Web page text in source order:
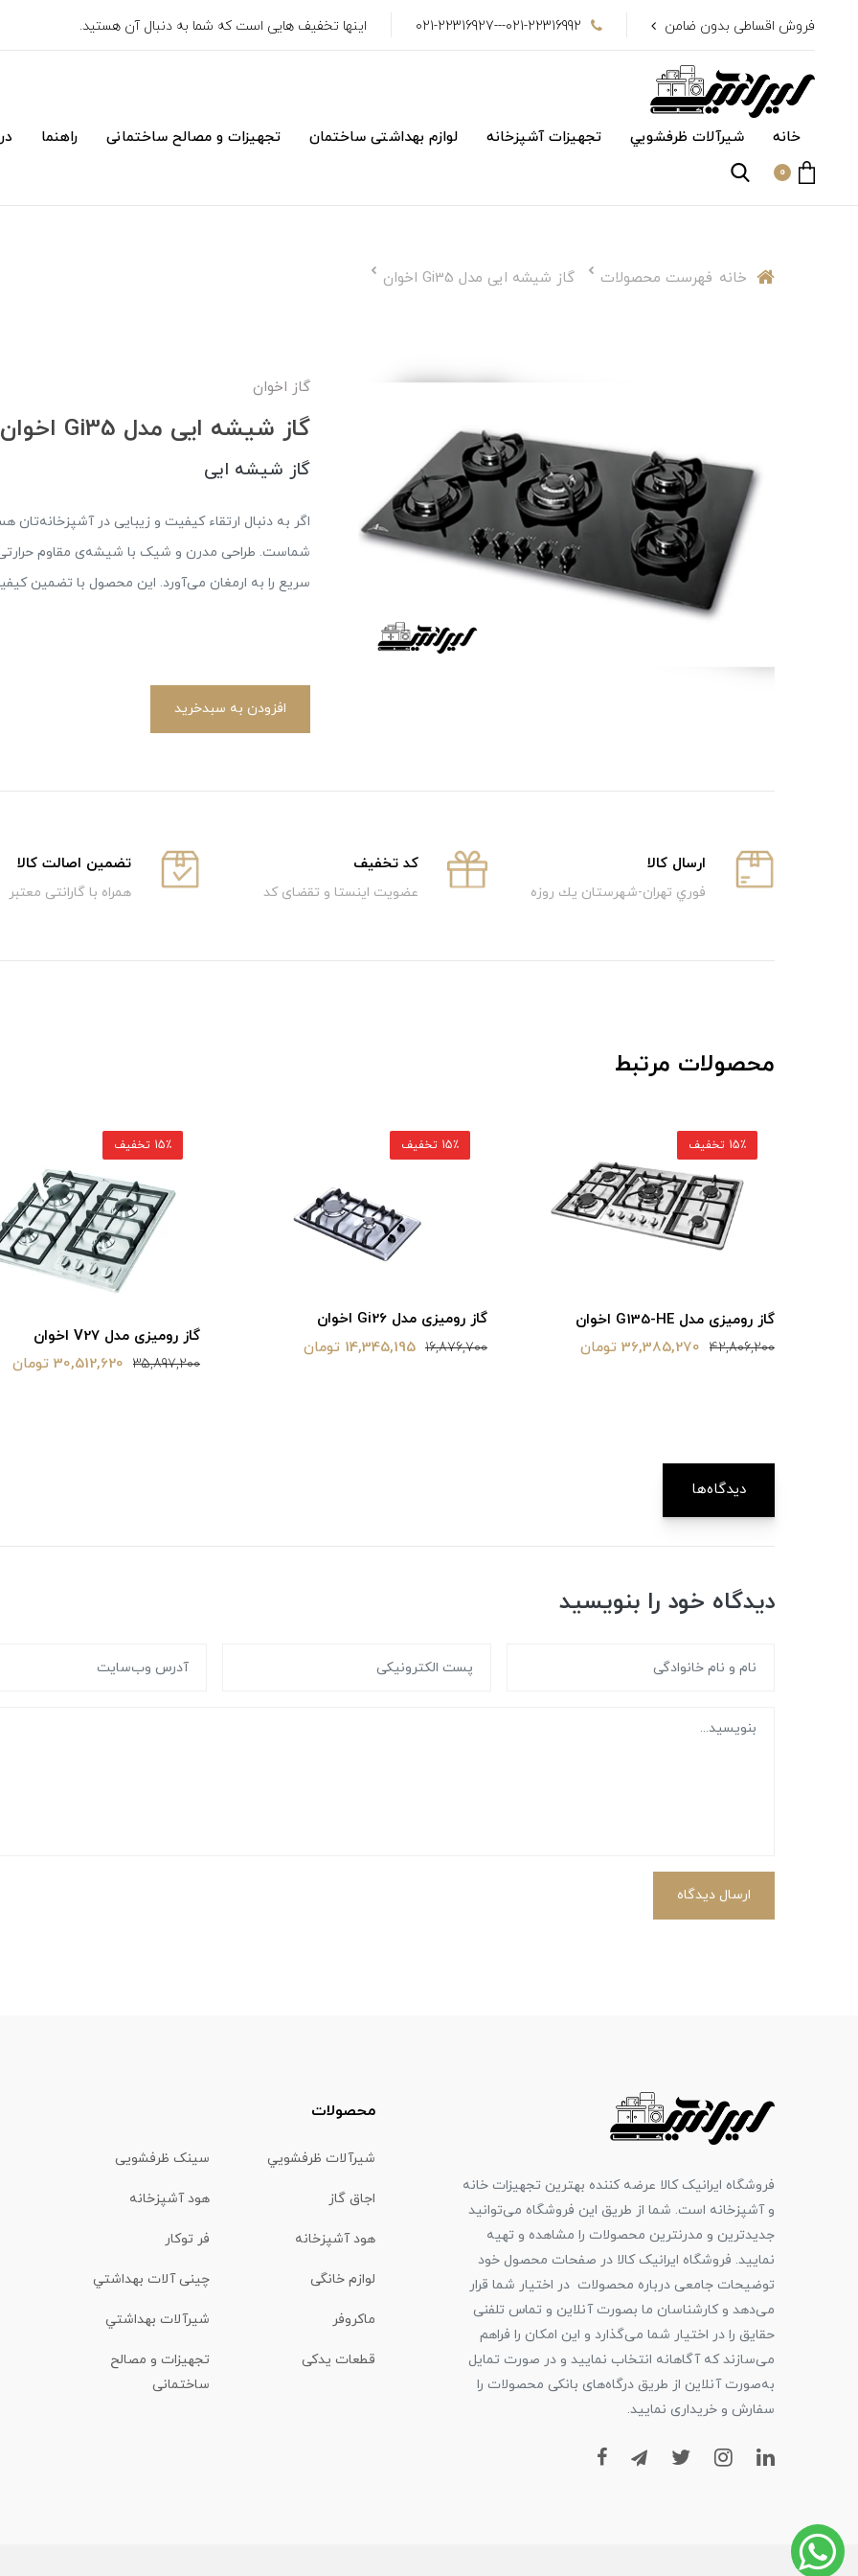
فروش اقساطی بدون ضامن 021-22316992---021-22316927 اینها تخفیف هایی است که شما به دنبال آن هستید.
خانه شیرآلات ظرفشويي تجهیزات آشپزخانه لوازم بهداشتی ساختمان تجهیزات و مصالح ساختمانی راهنما
0
خانه فهرست محصولات گاز شیشه ایی مدل Gi35 اخوان
گاز اخوان
گاز شیشه ایی مدل Gi35 اخوان
گاز شیشه ایی
سریع را به ارمغان می‌آورد. این محصول با تضمین
افزودن به سبدخرید
ارسال كالا
فوري تهران-شهرستان يك روزه
كد تخفيف
عضویت اینستا و تقضای کد
تضمین اصالت کالا
همراه با گارانتی معتبر
محصولات مرتبط
گاز رومیزی مدل G135-HE اخوان
42,806,200 36,385,270 تومان
15٪ تخفیف
گاز رومیزی مدل Gi26 اخوان
16,876,700 14,345,195 تومان
15٪ تخفیف
گاز رومیزی مدل V27 اخوان
35,897,200 30,512,620 تومان
15٪ تخفیف
دیدگاه‌ها
دیدگاه خود را بنویسید
ارسال دیدگاه
فروشگاه ایرانیک کالا عرضه کننده بهترین تجهیزات خانه
و آشپزخانه است. شما از طریق این فروشگاه می‌توانید
جدیدترین و مدرنترین محصولات را مشاهده و تهیه
نمایید. فروشگاه ایرانیک کالا در صفحات محصول خود
توضیحات جامعی درباره محصولات در اختیار شما قرار
می‌دهد و کارشناسان ما بصورت آنلاین و تماس تلفنی
حقایق را در اختیار شما می‌گذارد و این امکان را فراهم
می‌سازند که آگاهانه انتخاب نمایید و در صورت تمایل
به‌صورت آنلاین از طریق درگاه‌های بانکی محصولات را
سفارش و خریداری نمایید.
محصولات
شیرآلات ظرفشويي سینک ظرفشویی
اجاق گاز هود آشپزخانه
هود آشپزخانه فر توکار
لوازم خانگی چینی آلات بهداشتي
ماكروفر شیرآلات بهداشتي
قطعات یدکی
تجهیزات و مصالح
ساختمانی